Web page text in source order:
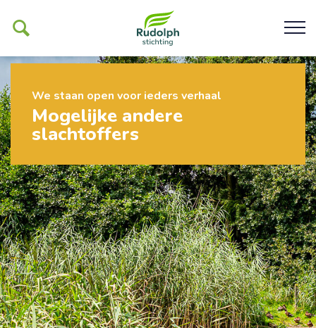
Ons werk
De Glind
Help ons mogelijk maken
Organisatie
Contact
We staan open voor ieders verhaal
Mogelijke andere
slachtoffers